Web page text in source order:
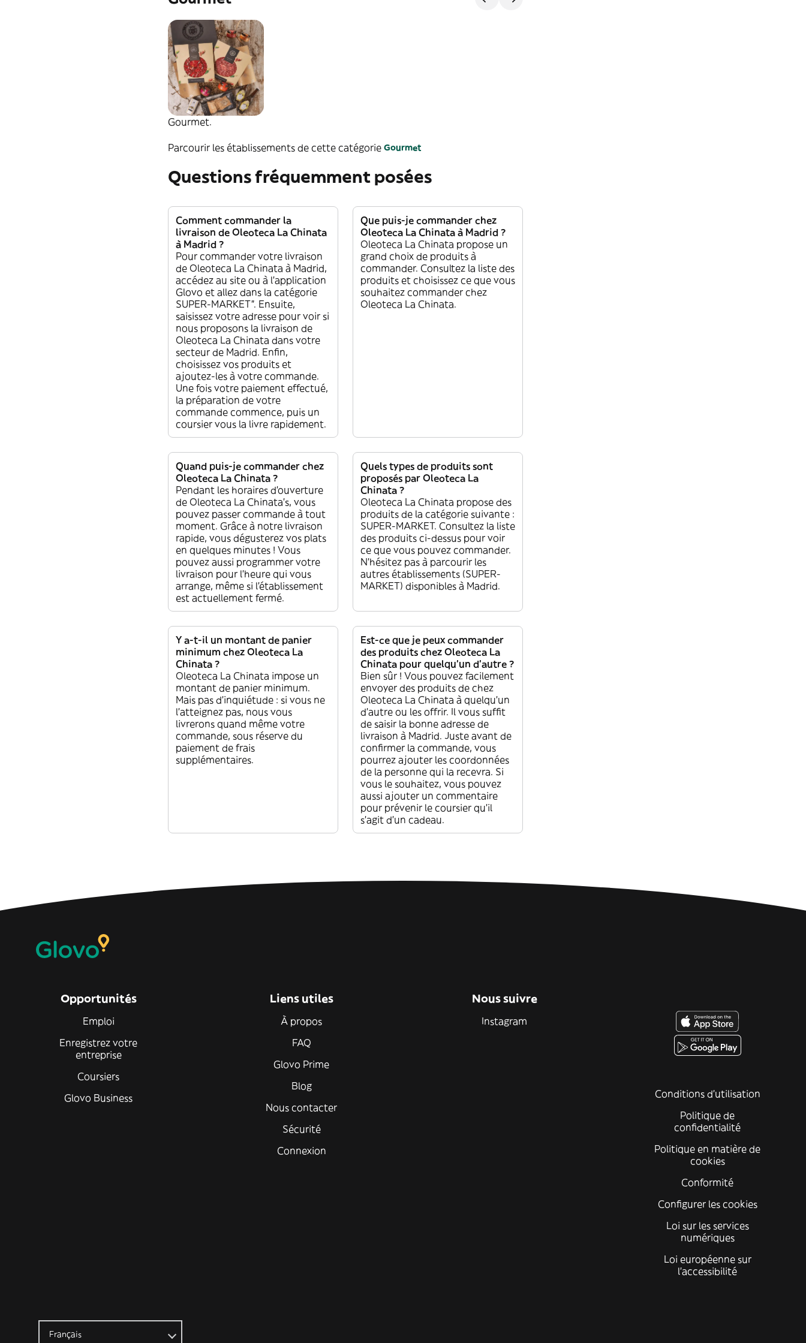
Gourmet.
Parcourir les établissements de cette catégorie Gourmet
Questions fréquemment posées
Comment commander la
livraison de Oleoteca La Chinata
à Madrid ?
Pour commander votre livraison
de Oleoteca La Chinata à Madrid,
accédez au site ou à l'application
Glovo et allez dans la catégorie
SUPER-MARKET”. Ensuite,
saisissez votre adresse pour voir si
nous proposons la livraison de
Oleoteca La Chinata dans votre
secteur de Madrid. Enfin,
choisissez vos produits et
ajoutez-les à votre commande.
Une fois votre paiement effectué,
la préparation de votre
commande commence, puis un
coursier vous la livre rapidement.
Que puis-je commander chez
Oleoteca La Chinata à Madrid ?
Oleoteca La Chinata propose un
grand choix de produits à
commander. Consultez la liste des
produits et choisissez ce que vous
souhaitez commander chez
Oleoteca La Chinata.
Quand puis-je commander chez
Oleoteca La Chinata ?
Pendant les horaires d'ouverture
de Oleoteca La Chinata’s, vous
pouvez passer commande à tout
moment. Grâce à notre livraison
rapide, vous dégusterez vos plats
en quelques minutes ! Vous
pouvez aussi programmer votre
livraison pour l'heure qui vous
arrange, même si l'établissement
est actuellement fermé.
Quels types de produits sont
proposés par Oleoteca La
Chinata ?
Oleoteca La Chinata propose des
produits de la catégorie suivante :
SUPER-MARKET. Consultez la liste
des produits ci-dessus pour voir
ce que vous pouvez commander.
N'hésitez pas à parcourir les
autres établissements (SUPER-
MARKET) disponibles à Madrid.
Y a-t-il un montant de panier
minimum chez Oleoteca La
Chinata ?
Oleoteca La Chinata impose un
montant de panier minimum.
Mais pas d'inquiétude : si vous ne
l'atteignez pas, nous vous
livrerons quand même votre
commande, sous réserve du
paiement de frais
supplémentaires.
Est-ce que je peux commander
des produits chez Oleoteca La
Chinata pour quelqu'un d'autre ?
Bien sûr ! Vous pouvez facilement
envoyer des produits de chez
Oleoteca La Chinata à quelqu'un
d'autre ou les offrir. Il vous suffit
de saisir la bonne adresse de
livraison à Madrid. Juste avant de
confirmer la commande, vous
pourrez ajouter les coordonnées
de la personne qui la recevra. Si
vous le souhaitez, vous pouvez
aussi ajouter un commentaire
pour prévenir le coursier qu'il
s'agit d'un cadeau.
Opportunités
Emploi
Enregistrez votre
entreprise
Coursiers
Glovo Business
Liens utiles
À propos
FAQ
Glovo Prime
Blog
Nous contacter
Sécurité
Connexion
Nous suivre
Instagram
Conditions d'utilisation
Politique de
confidentialité
Politique en matière de
cookies
Conformité
Configurer les cookies
Loi sur les services
numériques
Loi européenne sur
l’accessibilité